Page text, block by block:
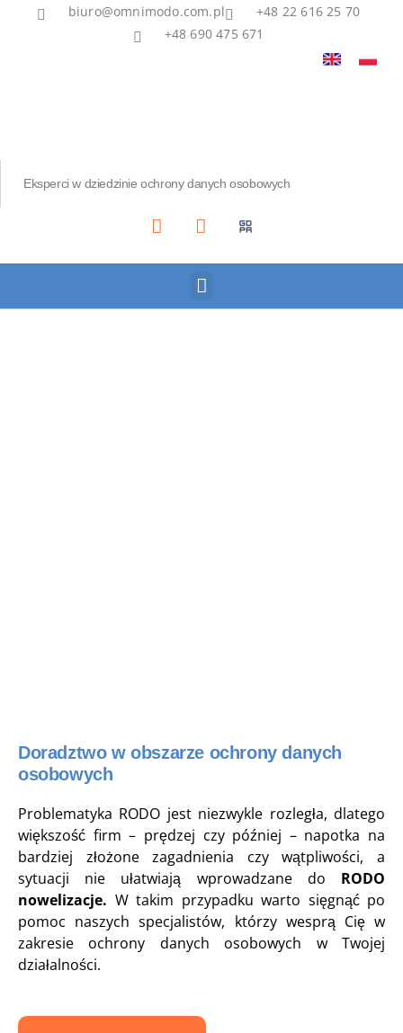
biuro@omnimodo.com.pl
+48 22 616 25 70
+48 690 475 671
Eksperci w dziedzinie ochrony danych osobowych
Doradztwo w obszarze ochrony danych
osobowych
Problematyka RODO jest niezwykle rozległa, dlatego
większość firm – prędzej czy później – napotka na
bardziej złożone zagadnienia czy wątpliwości, a
sytuacji nie ułatwiają wprowadzane do RODO
nowelizacje. W takim przypadku warto sięgnąć po
pomoc naszych specjalistów, którzy wesprą Cię w
zakresie ochrony danych osobowych w Twojej
działalności.